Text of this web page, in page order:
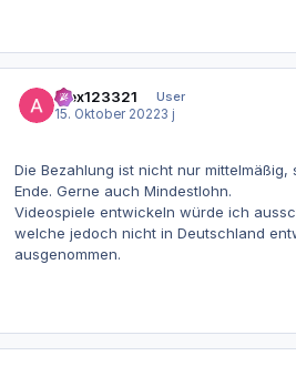
alex123321
User
15. Oktober 20223 j
Die Bezahlung ist nicht nur mittelmäßig,
Ende. Gerne auch Mindestlohn.
Videospiele entwickeln würde ich
welche jedoch nicht in Deutschland
ausgenommen.